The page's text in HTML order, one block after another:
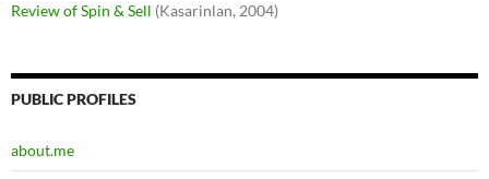
Review of Spin & Sell (Kasarinlan, 2004)
PUBLIC PROFILES
about.me